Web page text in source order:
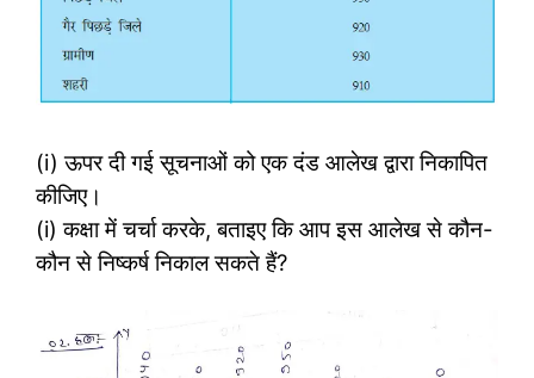
(i) ऊपर दी गई सूचनाओं को एक दंड आलेख द्वारा निकापित
कीजिए।
(i) कक्षा में चर्चा करके, बताइए कि आप इस आलेख से कौन-
कौन से निष्कर्ष निकाल सकते हैं?